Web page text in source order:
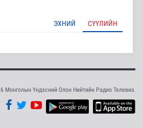
ЭХНИЙ СҮҮЛИЙН
Монголын Үндэсний Олон Нийтийн Радио Телевиз.